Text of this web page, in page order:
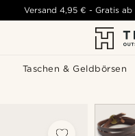
Taschen & Geldbörsen
Versand 4,95 € -Gratis ab